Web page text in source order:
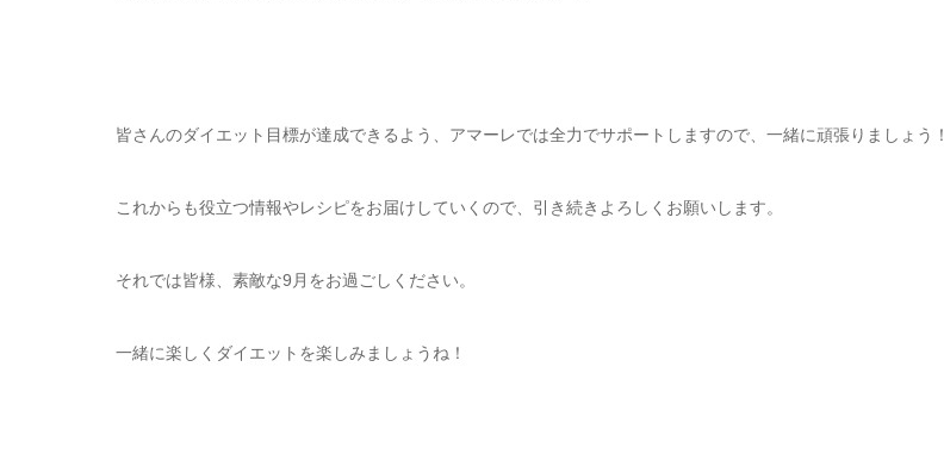
皆さんのダイエット目標が達成できるよう、アマーレでは全力でサポートしますので、一緒に頑張りましょう！
これからも役立つ情報やレシピをお届けしていくので、引き続きよろしくお願いします。
それでは皆様、素敵な9月をお過ごしください。
一緒に楽しくダイエットを楽しみましょうね！